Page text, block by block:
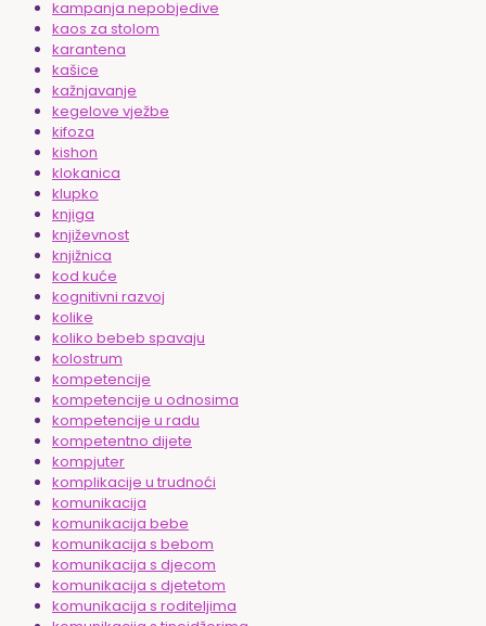
kampanja nepobjedive
kaos za stolom
karantena
kašice
kažnjavanje
kegelove vježbe
kifoza
kishon
klokanica
klupko
knjiga
književnost
knjižnica
kod kuće
kognitivni razvoj
kolike
koliko bebeb spavaju
kolostrum
kompetencije
kompetencije u odnosima
kompetencije u radu
kompetentno dijete
kompjuter
komplikacije u trudnoći
komunikacija
komunikacija bebe
komunikacija s bebom
komunikacija s djecom
komunikacija s djetetom
komunikacija s roditeljima